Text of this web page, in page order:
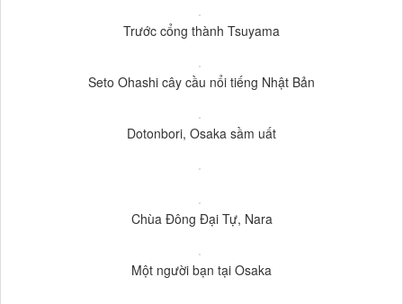
Trước cổng thành Tsuyama
Seto Ohashi cây cầu nổi tiếng Nhật Bản
Dotonbori, Osaka sầm uất
Chùa Đông Đại Tự, Nara
Một người bạn tại Osaka